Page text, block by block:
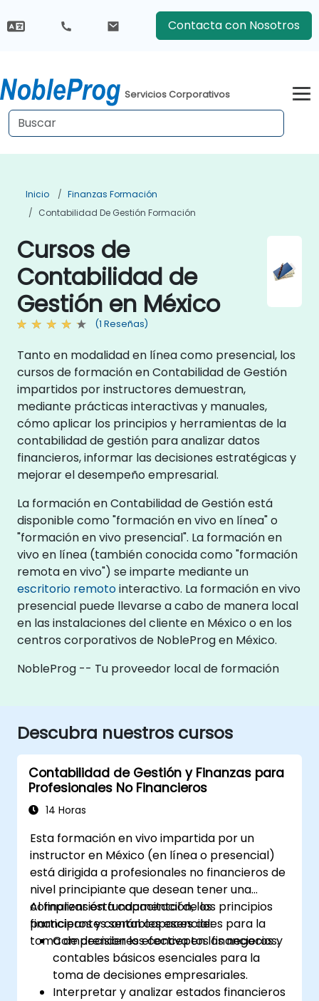
Contacta con Nosotros
Servicios Corporativos
Inicio
Finanzas Formación
Contabilidad De Gestión Formación
Cursos de
Contabilidad de
Gestión en México
(1 Reseñas)
Tanto en modalidad en línea como presencial, los
cursos de formación en Contabilidad de Gestión
impartidos por instructores demuestran,
mediante prácticas interactivas y manuales,
cómo aplicar los principios y herramientas de la
contabilidad de gestión para analizar datos
financieros, informar las decisiones estratégicas y
mejorar el desempeño empresarial.
La formación en Contabilidad de Gestión está
disponible como "formación en vivo en línea" o
"formación en vivo presencial". La formación en
vivo en línea (también conocida como "formación
remota en vivo") se imparte mediante un
escritorio remotointeractivo. La formación en vivo
presencial puede llevarse a cabo de manera local
en las instalaciones del cliente en México o en los
centros corporativos de NobleProg en México.
NobleProg -- Tu proveedor local de formación
Descubra nuestros cursos
Contabilidad de Gestión y Finanzas para
Profesionales No Financieros
14 Horas
Esta formación en vivo impartida por un
instructor en México (en línea o presencial)
está dirigida a profesionales no financieros de
nivel principiante que desean tener una
comprensión fundamental de los principios
financieros y contables esenciales para la
toma de decisiones efectiva en los negocios.
Al finalizar esta capacitación, los
participantes serán capaces de:
Comprender los conceptos financieros y
contables básicos esenciales para la
toma de decisiones empresariales.
Interpretar y analizar estados financieros